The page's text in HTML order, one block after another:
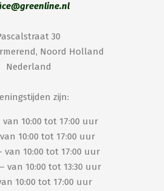
30
Noord Holland
Nederland
zijn:
10:00 tot 17:00 uur
10:00 tot 17:00 uur
van 10:00 tot 17:00 uur
van 10:00 tot 13:30 uur
10:00 tot 17:00 uur